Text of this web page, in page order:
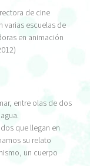
de cine
varias escuelas de
en animación
entre olas de dos
que llegan en
su relato
un cuerpo